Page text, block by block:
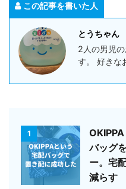
この記事を書いた人
とうちゃん
2人の男児
す。 好きな
1
バッグ
ー。宅
減らす